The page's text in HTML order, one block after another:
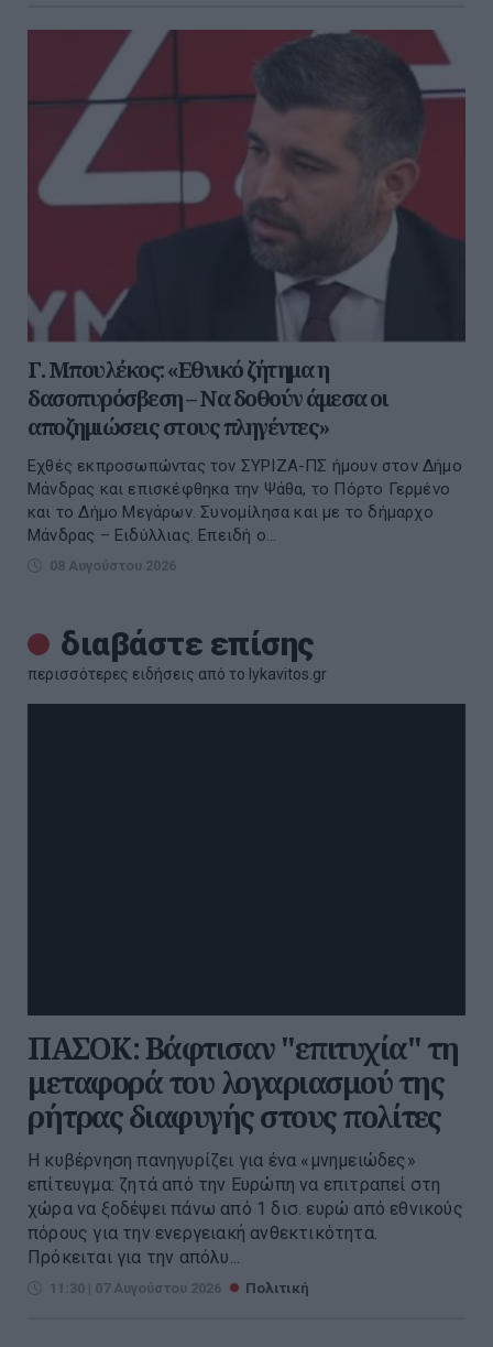
Γ. Μπουλέκος: «Εθνικό ζήτημα η
δασοπυρόσβεση – Να δοθούν άμεσα οι
αποζημιώσεις στους πληγέντες»
Εχθές εκπροσωπώντας τον ΣΥΡΙΖΑ-ΠΣ ήμουν στον Δήμο
Μάνδρας και επισκέφθηκα την Ψάθα, το Πόρτο Γερμένο
και το Δήμο Μεγάρων. Συνομίλησα και με το δήμαρχο
Μάνδρας – Ειδύλλιας. Επειδή ο...
08 Αυγούστου 2026
διαβάστε επίσης
περισσότερες ειδήσεις από το lykavitos.gr
ΠΑΣΟΚ: Βάφτισαν "επιτυχία" τη
μεταφορά του λογαριασμού της
ρήτρας διαφυγής στους πολίτες
Η κυβέρνηση πανηγυρίζει για ένα «μνημειώδες»
επίτευγμα: ζητά από την Ευρώπη να επιτραπεί στη
χώρα να ξοδέψει πάνω από 1 δισ. ευρώ από εθνικούς
πόρους για την ενεργειακή ανθεκτικότητα.
Πρόκειται για την απόλυ...
11:30 | 07 Αυγούστου 2026 Πολιτική